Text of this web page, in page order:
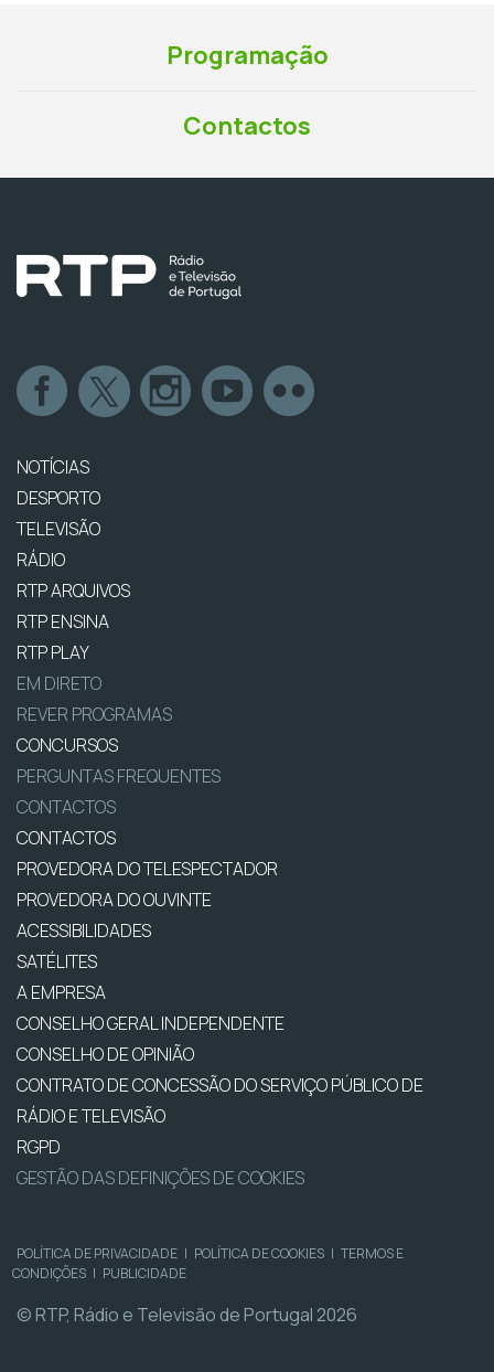
Programação
Contactos
NOTÍCIAS
DESPORTO
TELEVISÃO
RÁDIO
RTP ARQUIVOS
RTP ENSINA
RTP PLAY
EM DIRETO
REVER PROGRAMAS
CONCURSOS
PERGUNTAS FREQUENTES
CONTACTOS
CONTACTOS
PROVEDORA DO TELESPECTADOR
PROVEDORA DO OUVINTE
ACESSIBILIDADES
SATÉLITES
A EMPRESA
CONSELHO GERAL INDEPENDENTE
CONSELHO DE OPINIÃO
CONTRATO DE CONCESSÃO DO SERVIÇO PÚBLICO DE
RÁDIO E TELEVISÃO
RGPD
GESTÃO DAS DEFINIÇÕES DE COOKIES
POLÍTICA DE PRIVACIDADE | POLÍTICA DE COOKIES | TERMOS E
CONDIÇÕES | PUBLICIDADE
© RTP, Rádio e Televisão de Portugal 2026